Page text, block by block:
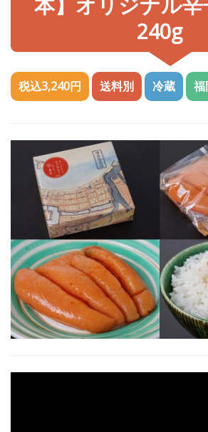
240g
税込3,240円 送料別 冷蔵 福